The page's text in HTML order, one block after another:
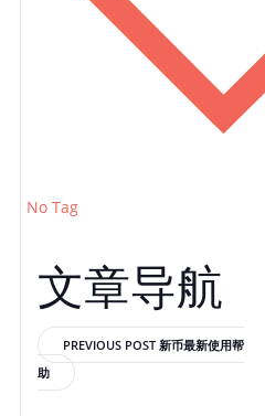
No Tag
文章导航
PREVIOUS POST 新币最新使用帮
助